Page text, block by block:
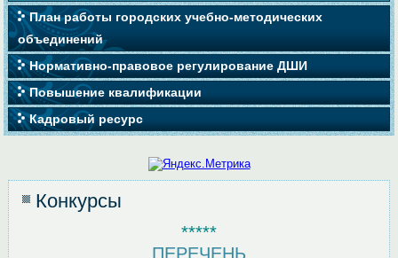
План работы городских учебно-методических
объединений
Нормативно-правовое регулирование ДШИ
Повышение квалификации
Кадровый ресурс
Конкурсы
*****
ПЕРЕЧЕНЬ